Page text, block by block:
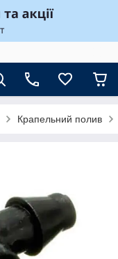
Крапельний полив